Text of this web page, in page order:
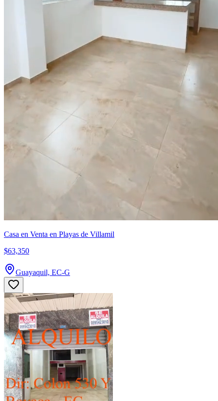
Casa en Venta en Playas de Villamil
$63,350
Guayaquil, EC-G